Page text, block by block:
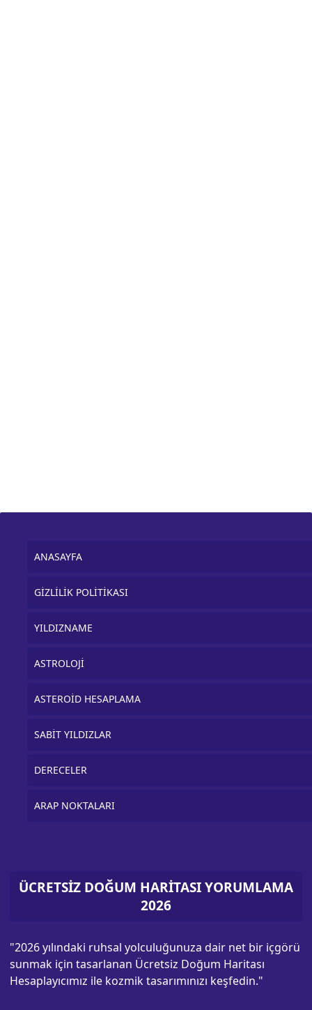
ANASAYFA
GİZLİLİK POLİTİKASI
YILDIZNAME
ASTROLOJİ
ASTEROİD HESAPLAMA
SABİT YILDIZLAR
DERECELER
ARAP NOKTALARI
ÜCRETSİZ DOĞUM HARİTASI YORUMLAMA
2026
"2026 yılındaki ruhsal yolculuğunuza dair net bir içgörü
sunmak için tasarlanan Ücretsiz Doğum Haritası
Hesaplayıcımız ile kozmik tasarımınızı keşfedin."